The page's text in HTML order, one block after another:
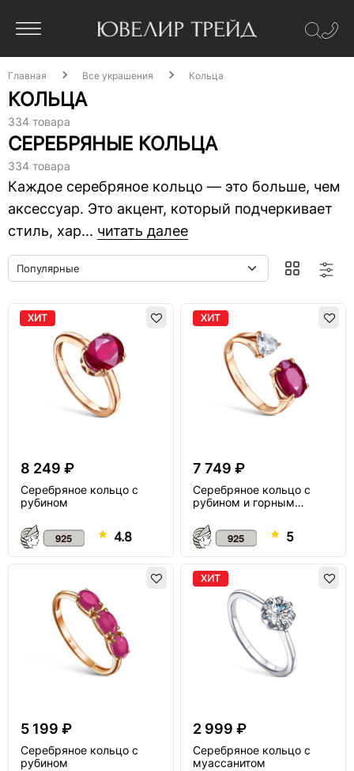
Главная Все украшения Кольца
КОЛЬЦА
334 товара
СЕРЕБРЯНЫЕ КОЛЬЦА
334 товара
Каждое серебряное кольцо — это больше, чем
аксессуар. Это акцент, который подчеркивает
стиль, хар... читать далее
ХИТ
8 249 ₽
Серебряное кольцо с
рубином
4.8
ХИТ
7 749 ₽
Серебряное кольцо с
рубином и горным
5
5 199 ₽
Серебряное кольцо с
рубином
ХИТ
2 999 ₽
Серебряное кольцо с
муассанитом